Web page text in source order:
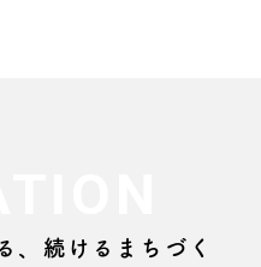
、続けるまちづく